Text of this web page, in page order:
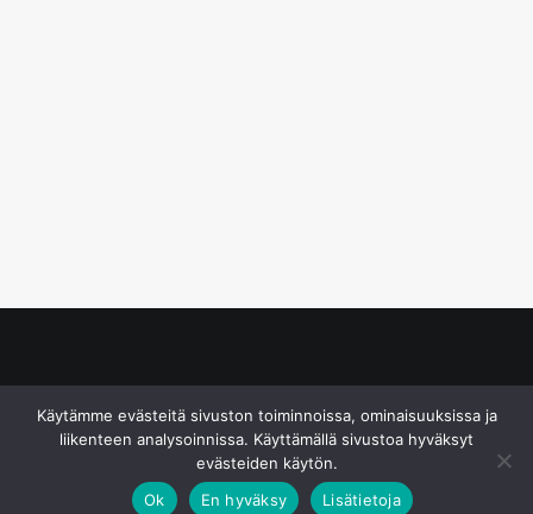
Käytämme evästeitä sivuston toiminnoissa, ominaisuuksissa ja
liikenteen analysoinnissa. Käyttämällä sivustoa hyväksyt
evästeiden käytön.
Ok
En hyväksy Lisätietoja